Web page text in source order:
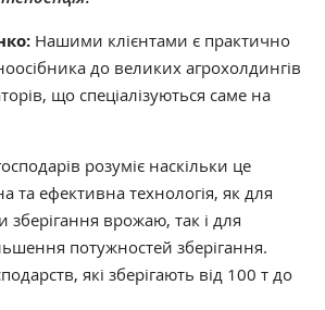
Нашими клієнтами є практично
до великих агрохолдингів
що спеціалізуються саме на
розуміє наскільки це
та ефективна технологія, як для
зберігання врожаю, так і для
потужностей зберігання.
які зберігають від 100 т до